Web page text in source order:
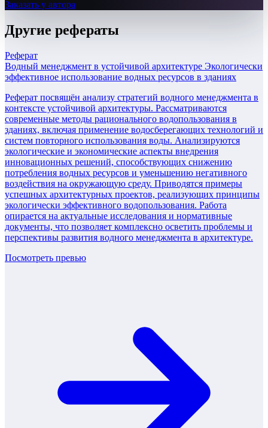
Заказать у автора
Другие рефераты
Реферат
Водный менеджмент в устойчивой архитектуре Экологически
эффективное использование водных ресурсов в зданиях
Реферат посвящён анализу стратегий водного менеджмента в
контексте устойчивой архитектуры. Рассматриваются
современные методы рационального водопользования в
зданиях, включая применение водосберегающих технологий и
систем повторного использования воды. Анализируются
экологические и экономические аспекты внедрения
инновационных решений, способствующих снижению
потребления водных ресурсов и уменьшению негативного
воздействия на окружающую среду. Приводятся примеры
успешных архитектурных проектов, реализующих принципы
экологически эффективного водопользования. Работа
опирается на актуальные исследования и нормативные
документы, что позволяет комплексно осветить проблемы и
перспективы развития водного менеджмента в архитектуре.
Посмотреть превью